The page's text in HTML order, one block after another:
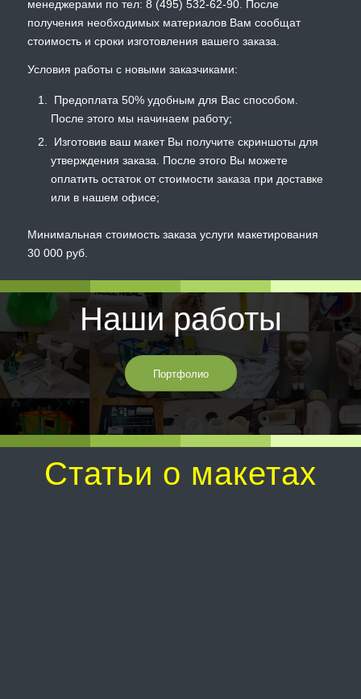
менеджерами по тел: 8 (495) 532-62-90. После
получения необходимых материалов Вам сообщат
стоимость и сроки изготовления вашего заказа.
Условия работы с новыми заказчиками:
Предоплата 50% удобным для Вас способом.
После этого мы начинаем работу;
Изготовив ваш макет Вы получите скриншоты для
утверждения заказа. После этого Вы можете
оплатить остаток от стоимости заказа при доставке
или в нашем офисе;
Минимальная стоимость заказа услуги макетирования
30 000 руб.
Наши работы
Портфолио
Статьи о макетах